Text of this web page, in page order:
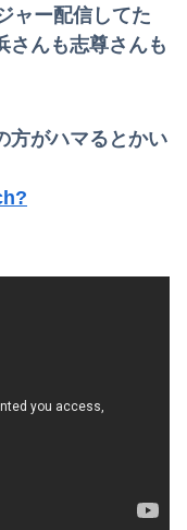
ャー配信してた
さんも志尊さんも
方がハマるとかい